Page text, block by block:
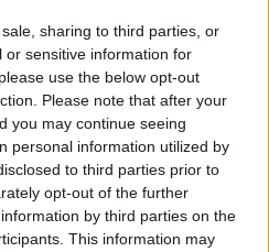
sharing to third parties, or
or sensitive information for
use the below opt-out
Please note that after your
you may continue seeing
personal information utilized by
to third parties prior to
opt-out of the further
by third parties on the
This information may
de septiembre lo dirá.
empezado.
teaser pinta tensión y
garantías y la base de